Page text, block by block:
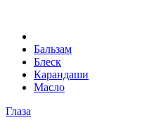
Бальзам
Блеск
Карандаши
Масло
Глаза